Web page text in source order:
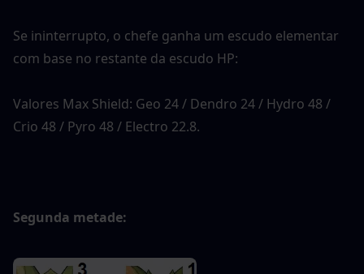
Se ininterrupto, o chefe ganha um escudo elementar
com base no restante da escudo HP:
Valores Max Shield: Geo 24 / Dendro 24 / Hydro 48 /
Crio 48 / Pyro 48 / Electro 22.8.
Segunda metade: